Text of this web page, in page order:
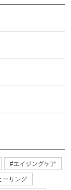
エイジングケア
ーリング